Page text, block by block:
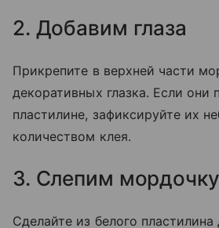
2. Добавим глаза
Прикрепите в верхней части
декоративных глазка. Если они
пластилине, зафиксируйте их
количеством клея.
3. Слепим мордочку
Сделайте из белого